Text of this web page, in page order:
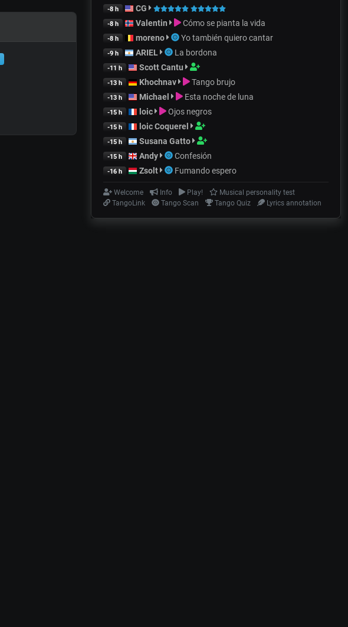
-8 h CG
-8 h Valentin Cómo se pianta la vida
-8 h moreno Yo también quiero cantar
-9 h ARIEL La bordona
-11 h Scott Cantu
-13 h Khochnav Tango brujo
-13 h Michael Esta noche de luna
-15 h loic Ojos negros
-15 h loic Coquerel
-15 h Susana Gatto
-15 h Andy Confesión
-16 h Zsolt Fumando espero
Welcome Info Play!
Musical personality test
TangoLink
Tango Scan Tango Quiz Lyrics annotation